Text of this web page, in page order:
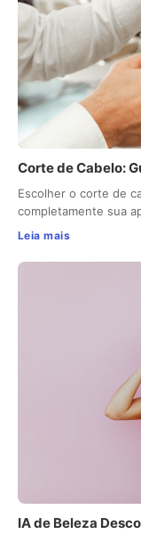
Corte de Cabelo:
Escolher o corte de
completamente sua
Leia mais
IA de Beleza